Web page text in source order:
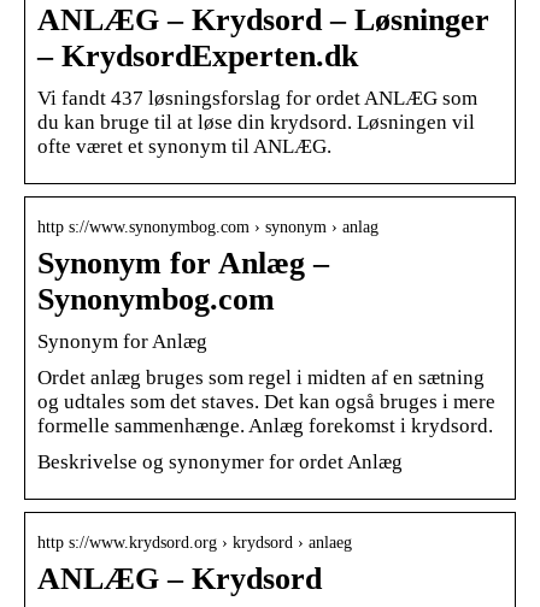
ANLÆG – Krydsord – Løsninger
– KrydsordExperten.dk
Vi fandt 437 løsningsforslag for ordet ANLÆG som
du kan bruge til at løse din krydsord. Løsningen vil
ofte været et synonym til ANLÆG.
http s://www.synonymbog.com › synonym › anlag
Synonym for Anlæg –
Synonymbog.com
Synonym for Anlæg
Ordet anlæg bruges som regel i midten af ​​en sætning
og udtales som det staves. Det kan også bruges i mere
formelle sammenhænge. Anlæg forekomst i krydsord.
Beskrivelse og synonymer for ordet Anlæg
http s://www.krydsord.org › krydsord › anlaeg
ANLÆG – Krydsord